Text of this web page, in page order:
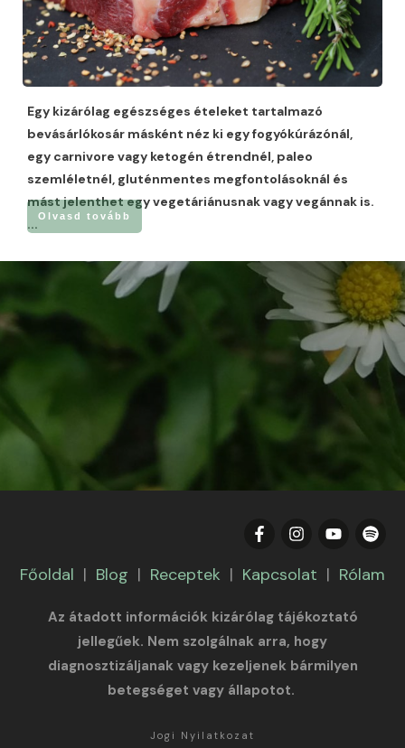
Egy kizárólag egészséges ételeket tartalmazó
bevásárlókosár másként néz ki egy fogyókúrázónál,
egy carnivore vagy ketogén étrendnél, paleo
szemléletnél, gluténmentes megfontolásoknál és
mást jelenthet egy vegetáriánusnak vagy vegánnak is.
...Olvasd tovább
Főoldal | Blog | Receptek | Kapcsolat | Rólam
Az átadott információk kizárólag tájékoztató
jellegűek. Nem szolgálnak arra, hogy
diagnosztizáljanak vagy kezeljenek bármilyen
betegséget vagy állapotot.
Jogi Nyilatkozat